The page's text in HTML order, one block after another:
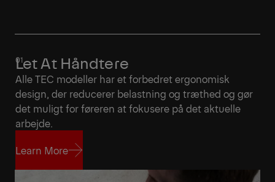
Let At Håndtere
Alle TEC modeller har et forbedret ergonomisk
design, der reducerer belastning og træthed og gør
det muligt for føreren at fokusere på det aktuelle
arbejde.
Learn More